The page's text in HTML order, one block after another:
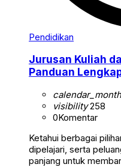
Pendidikan
Jurusan Kuliah
Panduan
calendar_month
visibility258
0Komentar
Ketahui berbagai
dipelajari, serta
panjang untuk